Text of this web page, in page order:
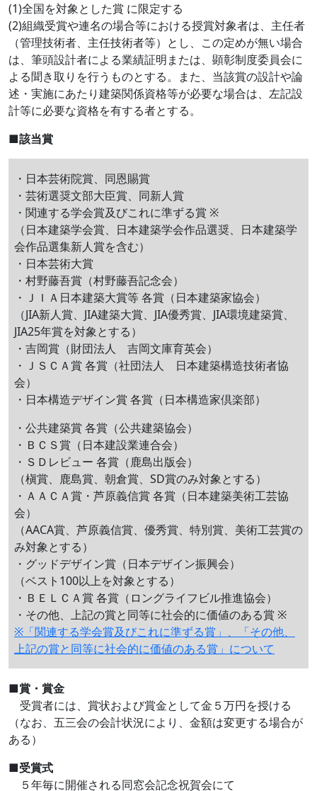
(1)全国を対象とした賞 に限定する
(2)組織受賞や連名の場合等における授賞対象者は、主任者
（管理技術者、主任技術者等）とし、この定めが無い場合
は、筆頭設計者による業績証明または、顕彰制度委員会に
よる聞き取りを行うものとする。また、当該賞の設計や論
述・実施にあたり建築関係資格等が必要な場合は、左記設
計等に必要な資格を有する者とする。
■該当賞
・日本芸術院賞、同恩賜賞
・芸術選奨文部大臣賞、同新人賞
・関連する学会賞及びこれに準ずる賞 ※
（日本建築学会賞、日本建築学会作品選奨、日本建築学
会作品選集新人賞を含む）
・日本芸術大賞
・村野藤吾賞（村野藤吾記念会）
・ＪＩＡ日本建築大賞等 各賞（日本建築家協会）
（JIA新人賞、JIA建築大賞、JIA優秀賞、JIA環境建築賞、
JIA25年賞を対象とする）
・吉岡賞（財団法人 吉岡文庫育英会）
・ＪＳＣＡ賞 各賞（社団法人 日本建築構造技術者協
会）
・日本構造デザイン賞 各賞（日本構造家倶楽部）
・公共建築賞 各賞（公共建築協会）
・ＢＣＳ賞（日本建設業連合会）
・ＳＤレビュー 各賞（鹿島出版会）
（槇賞、鹿島賞、朝倉賞、SD賞のみ対象とする）
・ＡＡＣＡ賞・芦原義信賞 各賞（日本建築美術工芸協
会）
（AACA賞、芦原義信賞、優秀賞、特別賞、美術工芸賞の
み対象とする）
・グッドデザイン賞（日本デザイン振興会）
（ベスト100以上を対象とする）
・ＢＥＬＣＡ賞 各賞（ロングライフビル推進協会）
・その他、上記の賞と同等に社会的に価値のある賞 ※
※「関連する学会賞及びこれに準ずる賞」、「その他、
上記の賞と同等に社会的に価値のある賞」について
■賞・賞金
受賞者には、賞状および賞金として金５万円を授ける
（なお、五三会の会計状況により、金額は変更する場合が
ある）
■受賞式
５年毎に開催される同窓会記念祝賀会にて